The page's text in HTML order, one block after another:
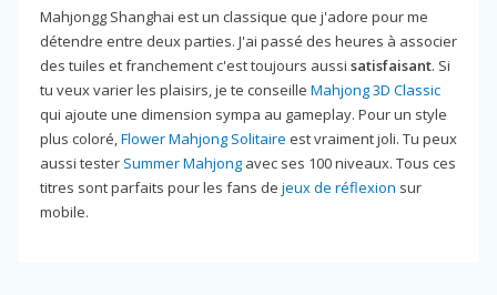
Mahjongg Shanghai est un classique que j'adore pour me
détendre entre deux parties. J'ai passé des heures à associer
des tuiles et franchement c'est toujours aussi satisfaisant. Si
tu veux varier les plaisirs, je te conseille Mahjong 3D Classic
qui ajoute une dimension sympa au gameplay. Pour un style
plus coloré,Flower Mahjong Solitaire est vraiment joli. Tu peux
aussi tester Summer Mahjong avec ses 100 niveaux. Tous ces
titres sont parfaits pour les fans de jeux de réflexion sur
mobile.